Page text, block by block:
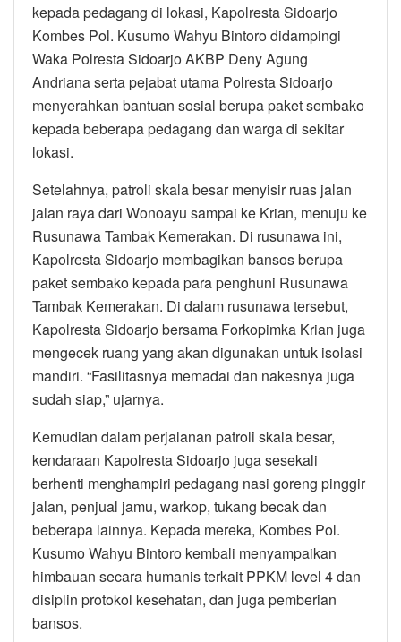
kepada pedagang di lokasi, Kapolresta Sidoarjo
Kombes Pol. Kusumo Wahyu Bintoro didampingi
Waka Polresta Sidoarjo AKBP Deny Agung
Andriana serta pejabat utama Polresta Sidoarjo
menyerahkan bantuan sosial berupa paket sembako
kepada beberapa pedagang dan warga di sekitar
lokasi.
Setelahnya, patroli skala besar menyisir ruas jalan
jalan raya dari Wonoayu sampai ke Krian, menuju ke
Rusunawa Tambak Kemerakan. Di rusunawa ini,
Kapolresta Sidoarjo membagikan bansos berupa
paket sembako kepada para penghuni Rusunawa
Tambak Kemerakan. Di dalam rusunawa tersebut,
Kapolresta Sidoarjo bersama Forkopimka Krian juga
mengecek ruang yang akan digunakan untuk isolasi
mandiri. “Fasilitasnya memadai dan nakesnya juga
sudah siap,” ujarnya.
Kemudian dalam perjalanan patroli skala besar,
kendaraan Kapolresta Sidoarjo juga sesekali
berhenti menghampiri pedagang nasi goreng pinggir
jalan, penjual jamu, warkop, tukang becak dan
beberapa lainnya. Kepada mereka, Kombes Pol.
Kusumo Wahyu Bintoro kembali menyampaikan
himbauan secara humanis terkait PPKM level 4 dan
disiplin protokol kesehatan, dan juga pemberian
bansos.